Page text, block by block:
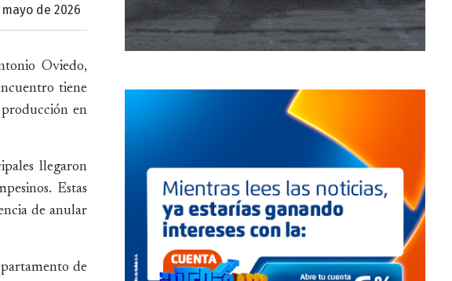
mayo de 2026
Oviedo,
tiene
en
llegaron
Estas
de anular
de